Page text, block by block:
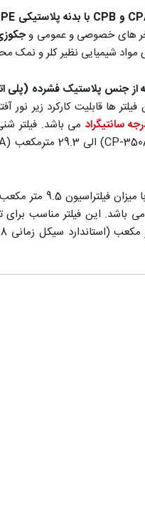
های خصوصی و عمومی و
مواد شیمیایی نظیر کلر و نمک